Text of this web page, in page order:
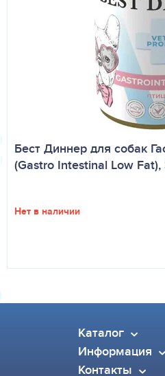
Бест Диннер для собак
(Gastro Intestinal Low Fat),
Нет в наличии
Каталог
Информация
Контакты